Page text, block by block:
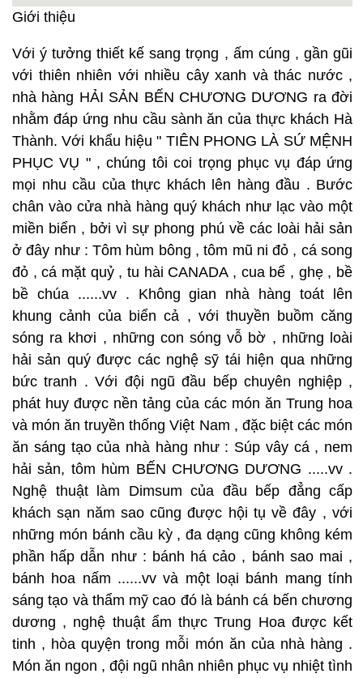
Giới thiệu
Với ý tưởng thiết kế sang trọng , ấm cúng , gần gũi
với thiên nhiên với nhiều cây xanh và thác nước ,
nhà hàng HẢI SẢN BẾN CHƯƠNG DƯƠNG ra đời
nhằm đáp ứng nhu cầu sành ăn của thực khách Hà
Thành. Với khẩu hiệu " TIÊN PHONG LÀ SỨ MỆNH
PHỤC VỤ " , chúng tôi coi trọng phục vụ đáp ứng
mọi nhu cầu của thực khách lên hàng đầu . Bước
chân vào cửa nhà hàng quý khách như lạc vào một
miền biển , bởi vì sự phong phú về các loài hải sản
ở đây như : Tôm hùm bông , tôm mũ ni đỏ , cá song
đỏ , cá mặt quỷ , tu hài CANADA , cua bể , ghẹ , bề
bề chúa ......vv . Không gian nhà hàng toát lên
khung cảnh của biển cả , với thuyền buồm căng
sóng ra khơi , những con sóng vỗ bờ , những loài
hải sản quý được các nghệ sỹ tái hiện qua những
bức tranh . Với đội ngũ đầu bếp chuyên nghiệp ,
phát huy được nền tảng của các món ăn Trung hoa
và món ăn truyền thống Việt Nam , đặc biệt các món
ăn sáng tạo của nhà hàng như : Súp vây cá , nem
hải sản, tôm hùm BẾN CHƯƠNG DƯƠNG .....vv .
Nghệ thuật làm Dimsum của đầu bếp đẳng cấp
khách sạn năm sao cũng được hội tụ về đây , với
những món bánh cầu kỳ , đa dạng cũng không kém
phần hấp dẫn như : bánh há cảo , bánh sao mai ,
bánh hoa nấm ......vv và một loại bánh mang tính
sáng tạo và thẩm mỹ cao đó là bánh cá bến chương
dương , nghệ thuật ẩm thực Trung Hoa được kết
tinh , hòa quyện trong mỗi món ăn của nhà hàng .
Món ăn ngon , đội ngũ nhân nhiên phục vụ nhiệt tình